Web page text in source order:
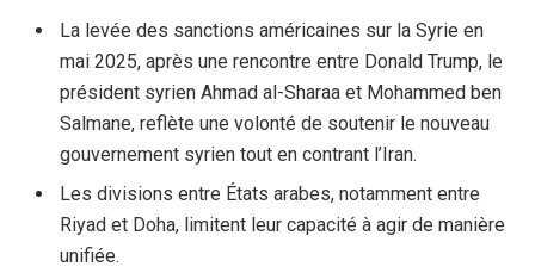
La levée des sanctions américaines sur la Syrie en
mai 2025, après une rencontre entre Donald Trump, le
président syrien Ahmad al-Sharaa et Mohammed ben
Salmane, reflète une volonté de soutenir le nouveau
gouvernement syrien tout en contrant l’Iran.
Les divisions entre États arabes, notamment entre
Riyad et Doha, limitent leur capacité à agir de manière
unifiée.